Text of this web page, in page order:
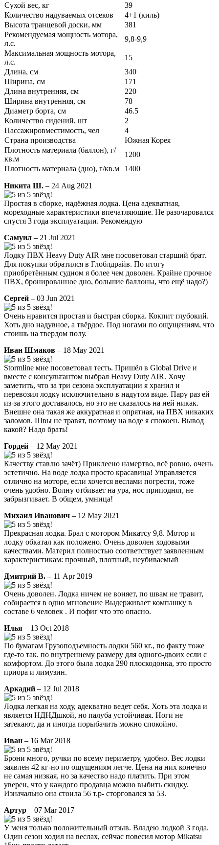
Сухой вес, кг
39
Количество надуваемых отсеков
4+1 (киль)
Высота транцевой доски, мм
381
Рекомендуемая мощность мотора,
л.с.
9,8-9,9
Максимальная мощность мотора,
л.с.
15
Длина, см
340
Ширина, см
171
Длина внутренняя, см
220
Ширина внутренняя, см
78
Диаметр борта, см
46.5
Количество сидений, шт
2
Пассажировместимость, чел
4
Страна производства
Южная Корея
Плотность материала (баллон), г/
кв.м
1200
Плотность материала (дно), г/кв.м
1400
Никита Ш. – 24 Aug 2021
Простая в сборке, надёжная лодка. Цена адекватная,
мореходные характеристики впечатляющие. Не разочаровался
спустя 3 года эксплуатации. Рекомендую
Самуил – 21 Jul 2021
Лодку ПВХ Heavy Duty AIR мне посоветовал старший брат.
Для покупки обратился в Глоблдрайв. По итогу
приобретённым судном я более чем доволен. Крайне прочное
ПВХ, бронированное дно, большие баллоны, что ещё надо?)
Сергей – 03 Jun 2021
Очень нравится простая и быстрая сборка. Кокпит глубокий.
Хоть дно надувное, а твёрдое. Под ногами по ощущениям, что
стоишь на твердом полу.
Иван Шмаков – 18 May 2021
Stormline мне посоветовал тесть. Пришёл в Global Drive и
вместе с консультантом выбрал Heavy Duty AIR. Хочу
заметить, что за три сезона эксплуатации я хранил и
перевозил лодку исключительно в надутом виде. Пару раз ей
из-за этого доставалось, но это не сказалось на ней никак.
Внешне она такая же аккуратная и опрятная, на ПВХ никаких
заломов. Швы не травят, поэтому на воде я спокоен. Вывод
какой? Надо брать!
Гордей – 12 May 2021
Качеству ставлю зачёт) Приклеено намертво, всё ровно, очень
эстетично. На воде лодка просто красавица! Управляется
отлично на моторе, если хочется веслами погрести, тоже
очень удобно. Волну отбивает на ура, нос приподнят, не
забрызгивает. В общем, умница!
Михаил Иванович – 12 May 2021
Прекрасная лодка. Брал с мотором Микатсу 9,8. Мотор и
лодку обкатал как положено. Очень доволен ходовыми
качествами. Материл полностью соответствует заявленным
характеристикам: прочный, плотный, неубиваемый
Дмитрий В. – 11 Apr 2019
Очень доволен. Лодка ничем не воняет, по швам не травит,
собирается в одно мгновение Выдерживает компашку в
составе 6 человек . И пофиг что это опасно.
Илья – 13 Oct 2018
По бумагам Грузоподъемность лодки 560 кг., по факту тоже
где-то так. по внутреннему размеру для одного-двоих если с
комфортом. До этого была лодка 290 плоскодонка, это просто
приора и лимузин.
Аркадий – 12 Jul 2018
Лодка легкая на ходу, адекватно ведет себя. Хоть эта лодка и
является НДНДшкой, но палуба устойчивая. Ноги не
затекают, да и иногда порыбачить можно спокойно.
Иван – 16 Mar 2018
Брони много, ручки по всему периметру, удобно. Вес лодки
заявлен 42 кг-но по ощущениям легче. Цена на них конечно
не самая низкая, но за качество надо платить. При этом
уверен, что у каждого продавца можно выбить скидку.
Изначально она стоила 56 т.р- сторговался за 53.
Артур – 07 Mar 2017
У меня только положительный отзыв. Владею лодкой 3 года.
Один сезон ходил на веслах, сейчас повесил мотор Mikatsu